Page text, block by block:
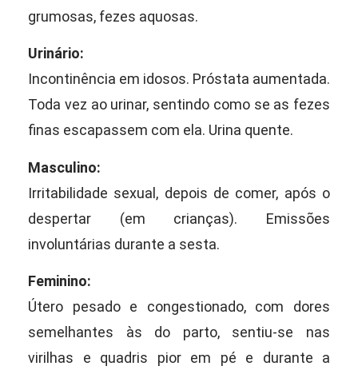
grumosas, fezes aquosas.
Urinário:
Incontinência em idosos. Próstata aumentada.
Toda vez ao urinar, sentindo como se as fezes
finas escapassem com ela. Urina quente.
Masculino:
Irritabilidade sexual, depois de comer, após o
despertar (em crianças). Emissões
involuntárias durante a sesta.
Feminino:
Útero pesado e congestionado, com dores
semelhantes às do parto, sentiu-se nas
virilhas e quadris pior em pé e durante a